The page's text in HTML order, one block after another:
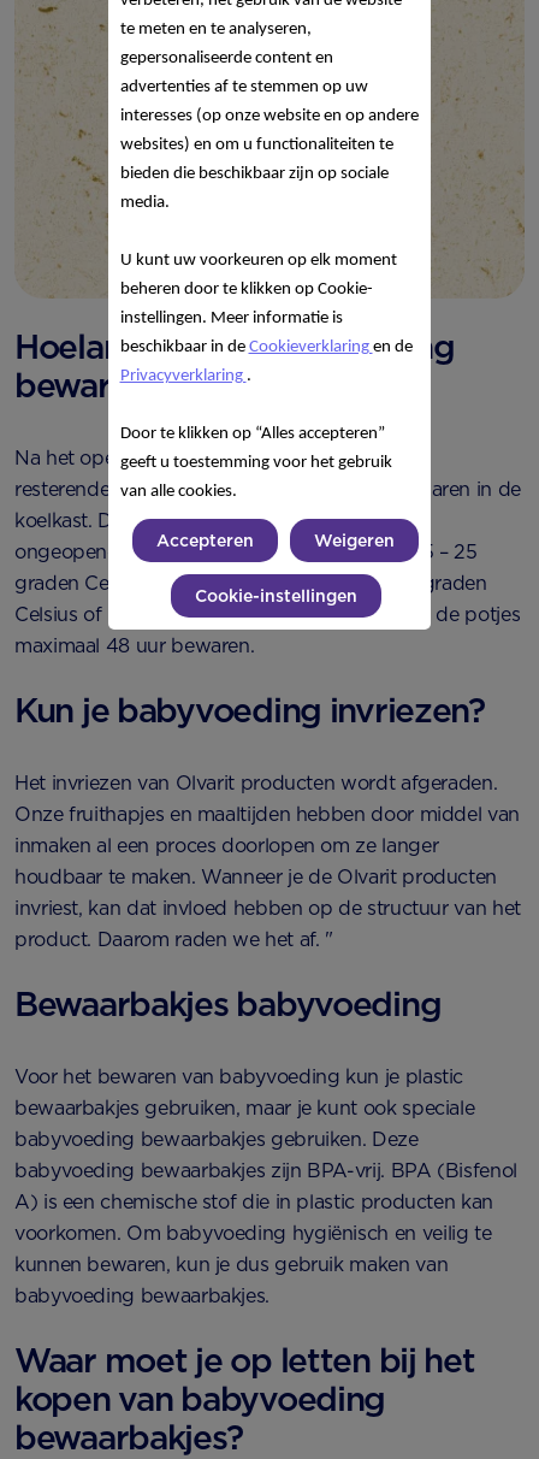
Hoelang kun je babyvoeding
bewaren?
Na het openen van een Olvarit potje kun je de
resterende inhoud nog 48 uur afgesloten bewaren in de
koelkast. De meest optimale temperatuur om
ongeopende Olvarit potjes te bewaren is bij 15 – 25
graden Celsius. Bij temperaturen lager dan 5 graden
Celsius of hoger dan 40 graden Celsius kun je de potjes
maximaal 48 uur bewaren.
Kun je babyvoeding invriezen?
Het invriezen van Olvarit producten wordt afgeraden.
Onze fruithapjes en maaltijden hebben door middel van
inmaken al een proces doorlopen om ze langer
houdbaar te maken. Wanneer je de Olvarit producten
invriest, kan dat invloed hebben op de structuur van het
product. Daarom raden we het af. "
Bewaarbakjes babyvoeding
Voor het bewaren van babyvoeding kun je plastic
bewaarbakjes gebruiken, maar je kunt ook speciale
babyvoeding bewaarbakjes gebruiken. Deze
babyvoeding bewaarbakjes zijn BPA-vrij. BPA (Bisfenol
A) is een chemische stof die in plastic producten kan
voorkomen. Om babyvoeding hygiënisch en veilig te
kunnen bewaren, kun je dus gebruik maken van
babyvoeding bewaarbakjes.
Waar moet je op letten bij het
kopen van babyvoeding
bewaarbakjes?
te meten en te analyseren,
gepersonaliseerde content en
advertenties af te stemmen op uw
interesses (op onze website en op andere
websites) en om u functionaliteiten te
bieden die beschikbaar zijn op sociale
media.
U kunt uw voorkeuren op elk moment
beheren door te klikken op Cookie-
instellingen. Meer informatie is
beschikbaar in de Cookieverklaring en de
Privacyverklaring .
Door te klikken op “Alles accepteren”
geeft u toestemming voor het gebruik
van alle cookies.
Accepteren Weigeren
Cookie-instellingen